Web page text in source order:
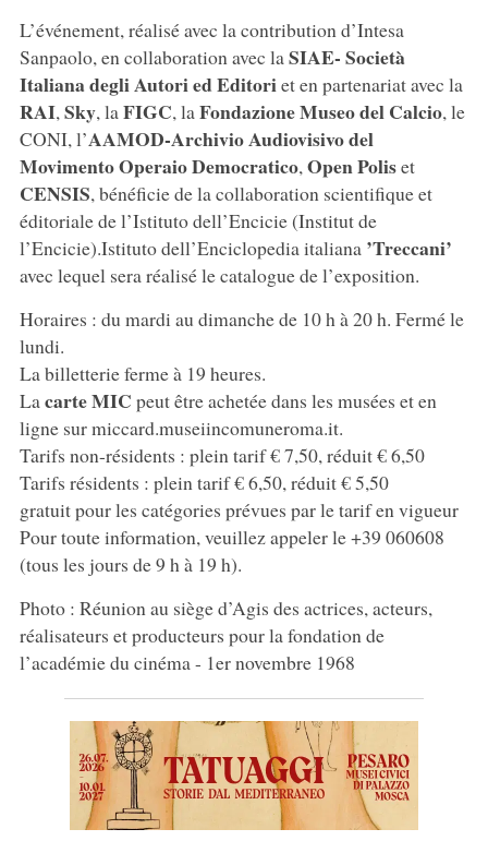
L’événement, réalisé avec la contribution d’Intesa
Sanpaolo, en collaboration avec la SIAE- Società
Italiana degli Autori ed Editoriet en partenariat avec la
RAI, Sky, la FIGC, la Fondazione Museo del Calcio, le
CONI, l’AAMOD-Archivio Audiovisivo del
Movimento Operaio Democratico, Open Poliset
CENSIS, bénéficie de la collaboration scientifique et
éditoriale de l’Istituto dell’Encicie (Institut de
l’Encicie).Istituto dell’Enciclopedia italiana ’Treccani’
avec lequel sera réalisé le catalogue de l’exposition.
Horaires : du mardi au dimanche de 10 h à 20 h. Fermé le
lundi.
La billetterie ferme à 19 heures.
La carte MIC peut être achetée dans les musées et en
ligne sur miccard.museiincomuneroma.it.
Tarifs non-résidents : plein tarif € 7,50, réduit € 6,50
Tarifs résidents : plein tarif € 6,50, réduit € 5,50
gratuit pour les catégories prévues par le tarif en vigueur
Pour toute information, veuillez appeler le +39 060608
(tous les jours de 9 h à 19 h).
Photo : Réunion au siège d’Agis des actrices, acteurs,
réalisateurs et producteurs pour la fondation de
l’académie du cinéma - 1er novembre 1968